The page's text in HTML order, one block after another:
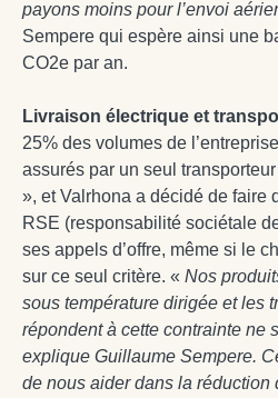
payons moins pour l’envoi
Sempere qui espère ainsi une
CO2e par an.
Livraison électrique et
25% des volumes de
assurés par un seul
», et Valrhona a décidé de faire
RSE (responsabilité sociétale
ses appels d’offre, même si le
sur ce seul critère. « Nos
sous température dirigée et les
répondent à cette contrainte ne
explique Guillaume Sempere.
de nous aider dans la réduction